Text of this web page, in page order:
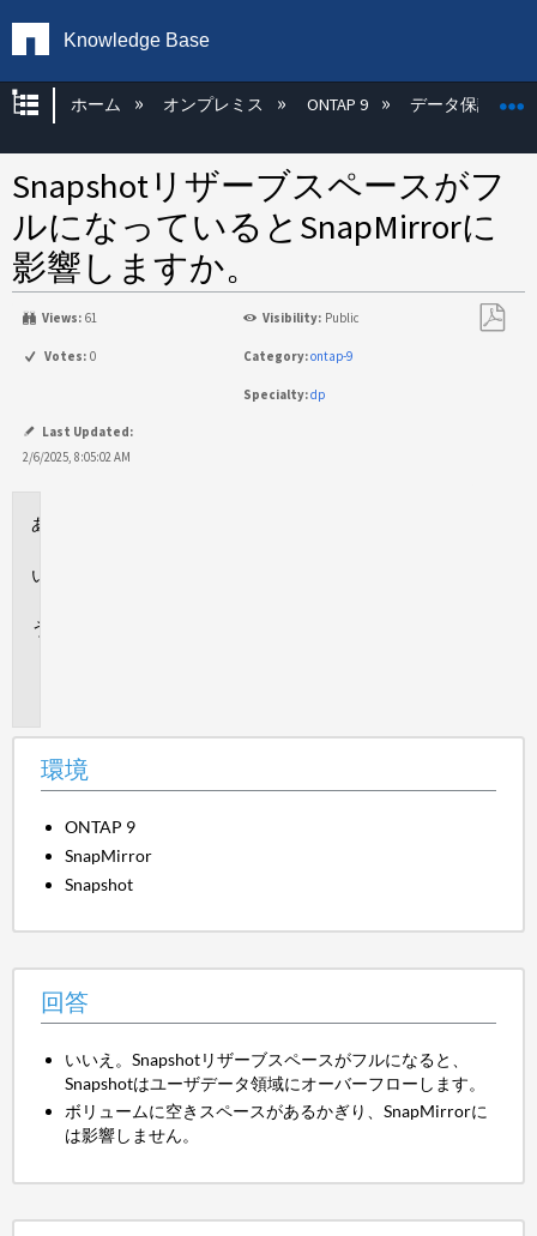
Knowledge Base
グローバル階層を展開/折りたたむ
ホーム オンプレミス ONTAP 9 データ保護
Snapshotリザーブスペースがフ
ルになっているとSnapMirrorに
影響しますか。
Views: 61 Visibility: Public
Votes: 0 Category:ontap-9
Specialty:dp
Last Updated:
2/6/2025, 8:05:02 AM
環境
ONTAP 9
SnapMirror
Snapshot
回答
いいえ。Snapshotリザーブスペースがフルになると、
Snapshotはユーザデータ領域にオーバーフローします。
ボリュームに空きスペースがあるかぎり、SnapMirrorに
は影響しません。